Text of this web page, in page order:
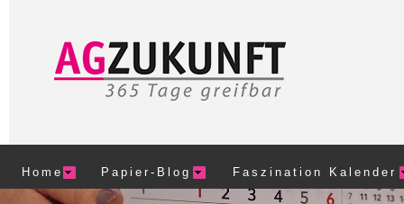
Home Papier-Blog Faszination Kalender